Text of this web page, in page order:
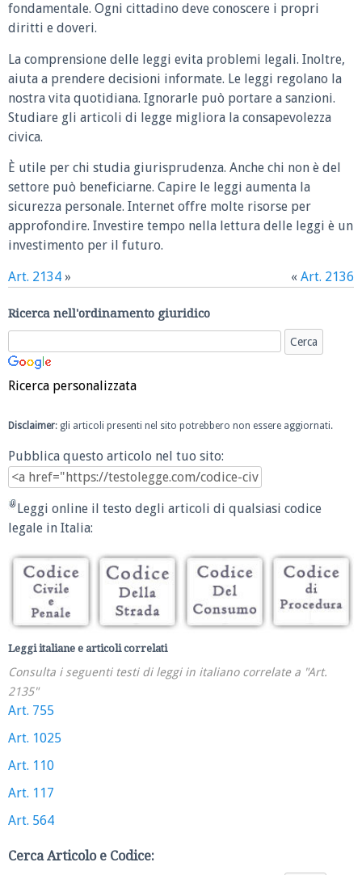
fondamentale. Ogni cittadino deve conoscere i propri
diritti e doveri.
La comprensione delle leggi evita problemi legali. Inoltre,
aiuta a prendere decisioni informate. Le leggi regolano la
nostra vita quotidiana. Ignorarle può portare a sanzioni.
Studiare gli articoli di legge migliora la consapevolezza
civica.
È utile per chi studia giurisprudenza. Anche chi non è del
settore può beneficiarne. Capire le leggi aumenta la
sicurezza personale. Internet offre molte risorse per
approfondire. Investire tempo nella lettura delle leggi è un
investimento per il futuro.
Art. 2134 » « Art. 2136
Ricerca nell'ordinamento giuridico
Ricerca personalizzata
Disclaimer: gli articoli presenti nel sito potrebbero non essere aggiornati.
Pubblica questo articolo nel tuo sito:
Leggi online il testo degli articoli di qualsiasi codice
legale in Italia:
Leggi italiane e articoli correlati
Consulta i seguenti testi di leggi in italiano correlate a "Art.
2135"
Art. 755
Art. 1025
Art. 110
Art. 117
Art. 564
Cerca Articolo e Codice: